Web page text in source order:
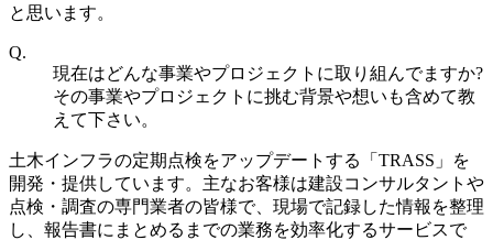
と思います。
Q.
現在はどんな事業やプロジェクトに取り組んでますか?
その事業やプロジェクトに挑む背景や想いも含めて教
えて下さい。
土木インフラの定期点検をアップデートする「TRASS」を
開発・提供しています。主なお客様は建設コンサルタントや
点検・調査の専門業者の皆様で、現場で記録した情報を整理
し、報告書にまとめるまでの業務を効率化するサービスで